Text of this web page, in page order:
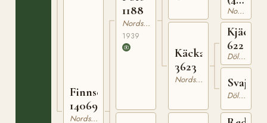
Finnsessan
14069
Nordsvensk Brukshäst
1188
Nordsvensk Brukshäst
1939
Käcka
3623
Nordsvensk Brukshäst
1048
Nordsvensk Brukshäst
Kjäck
622
Dölehäst
Svajan
Dölehäst